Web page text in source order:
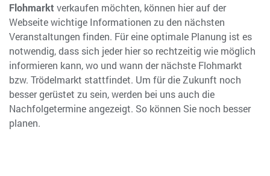
Flohmarkt verkaufen möchten, können hier auf der
Webseite wichtige Informationen zu den nächsten
Veranstaltungen finden. Für eine optimale Planung ist es
notwendig, dass sich jeder hier so rechtzeitig wie möglich
informieren kann, wo und wann der nächste Flohmarkt
bzw. Trödelmarkt stattfindet. Um für die Zukunft noch
besser gerüstet zu sein, werden bei uns auch die
Nachfolgetermine angezeigt. So können Sie noch besser
planen.